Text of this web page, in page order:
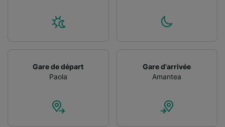
Gare de départ
Paola
Gare d'arrivée
Amantea
précises. Analyser activement les
caractéristiques de l’appareil pour
l’identification. Stocker et/ou accéder à des
informations sur un appareil. Publicités et
performance des publicités et du contenu,
études d’audience et développement de
Liste de nos partenaires (fournisseurs)